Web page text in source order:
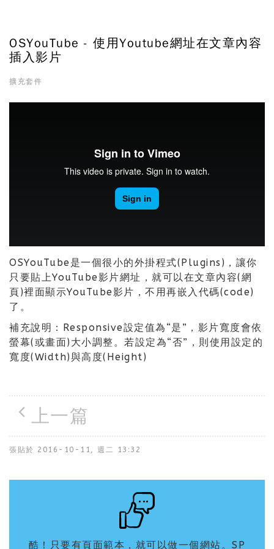
OSYouTube - 使用Youtube網址在文章內容
插入影片
擴充套件
張貼於 2016-10-11, 週二 13:32
OSYouTube是一個很小的外掛程式(Plugins)，讓你
只要貼上YouTube影片網址，就可以在文章內容(網
頁)裡面顯示YouTube影片，不用再嵌入代碼(code)
了。
補充說明：Responsive設定值為“是”，影片寬度會依
螢幕(或畫面)大小調整。若設定為“否”，則使用設定的
寬度(Width)與高度(Height)
上一篇
酷！只要有頁面範本，就可以做一個網站。SP